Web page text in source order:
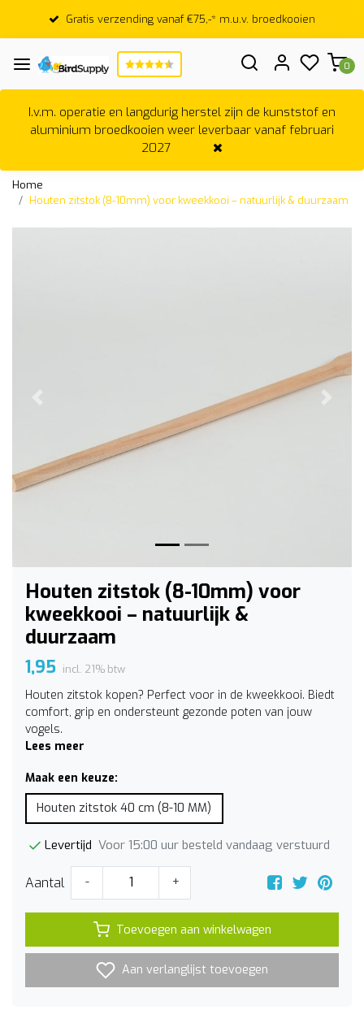
Gratis verzending vanaf €75,-* m.u.v. broedkooien
0
I.v.m. operatie en langdurig herstel zijn de kunststof en
aluminium broedkooien weer leverbaar vanaf februari
2027
Home
Houten zitstok (8-10mm) voor kweekkooi – natuurlijk & duurzaam
Houten zitstok (8-10mm) voor
kweekkooi – natuurlijk &
duurzaam
1,95 incl. 21% btw
Houten zitstok kopen? Perfect voor in de kweekkooi. Biedt
comfort, grip en ondersteunt gezonde poten van jouw
vogels.
Lees meer
Maak een keuze:
Houten zitstok 40 cm (8-10 MM)
Levertijd Voor 15:00 uur besteld vandaag verstuurd
Aantal - +
Toevoegen aan winkelwagen
Aan verlanglijst toevoegen